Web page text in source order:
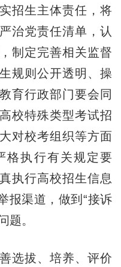
招生主体责任，将
治党责任清单，认
制定完善相关监督
规则公开透明、操
育行政部门要会同
校特殊类型考试招
对校考组织等方面
格执行有关规定要
执行高校招生信息
报渠道，做到“接诉
题。
拔、培养、评价